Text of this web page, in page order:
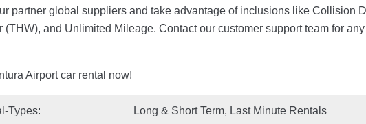
partner global suppliers and take advantage of inclusions like Collision
(THW), and Unlimited Mileage. Contact our customer support team for
Airport car rental now!
Types: Long & Short Term, Last Minute Rentals